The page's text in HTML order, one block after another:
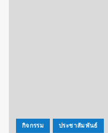
กิจกรรม ประชาสัมพันธ์